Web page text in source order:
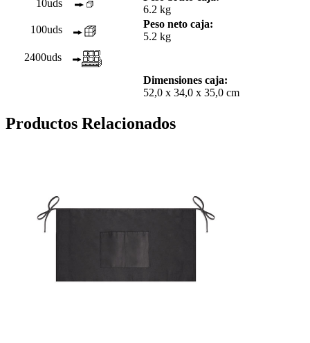
10uds
6.2 kg
100uds
Peso neto caja:
5.2 kg
2400uds
Dimensiones caja:
52,0 x 34,0 x 35,0 cm
Productos Relacionados